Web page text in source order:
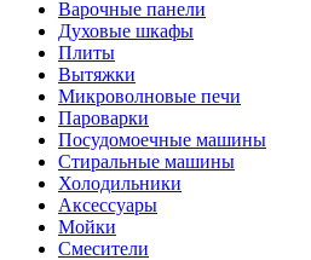
Варочные панели
Духовые шкафы
Плиты
Вытяжки
Микроволновые печи
Пароварки
Посудомоечные машины
Стиральные машины
Холодильники
Аксессуары
Мойки
Cмесители